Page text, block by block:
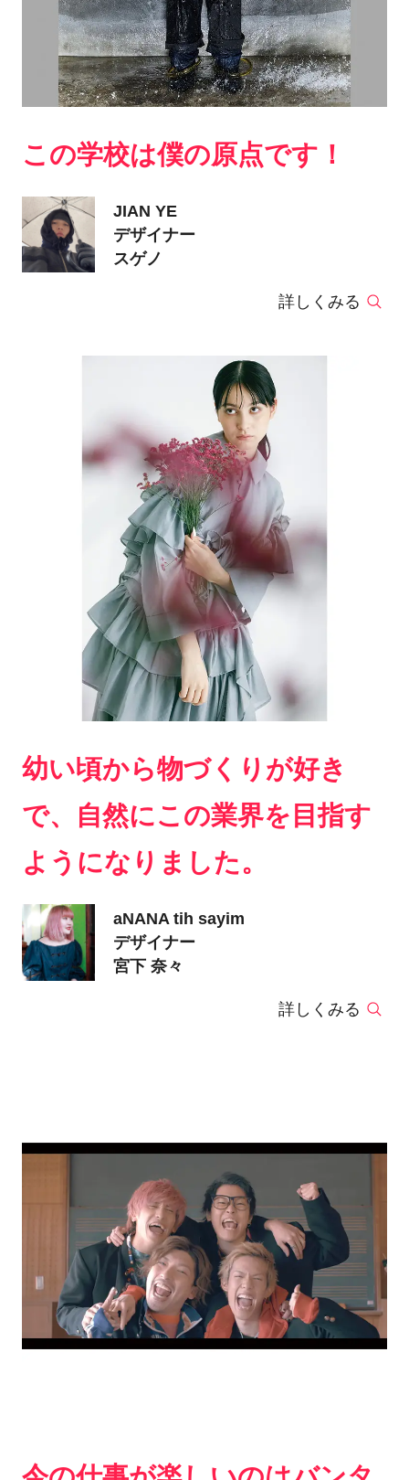
この学校は僕の原点です！
JIAN YE
デザイナー
スゲノ
詳しくみる
幼い頃から物づくりが好き
で、自然にこの業界を目指す
ようになりました。
aNANA tih sayim
デザイナー
宮下 奈々
詳しくみる